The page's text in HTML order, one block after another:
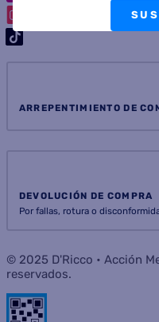
ARREPENTIMIENTO DE
DEVOLUCIÓN DE COMPRA
Por fallas, rotura o
© 2025 D'Ricco • Acción
reservados.